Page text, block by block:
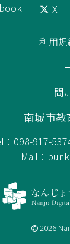
X
利用規
問
南城市教
：098-917-
Mail：
2026